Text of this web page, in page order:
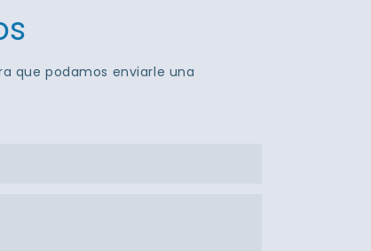
que podamos enviarle una